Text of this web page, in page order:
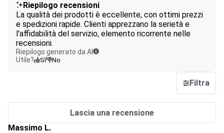
Riepilogo recensioni
La qualità dei prodotti è eccellente, con ottimi prezzi
e spedizioni rapide. Clienti apprezzano la serietà e
l'affidabilità del servizio, elemento ricorrente nelle
recensioni.
Riepilogo generato da AI
Utile?
Sì No
Filtra
Lascia una recensione
Massimo L.